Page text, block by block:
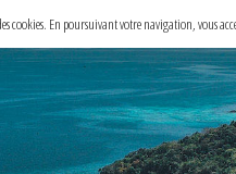
cookies. En poursuivant votre navigation, vous